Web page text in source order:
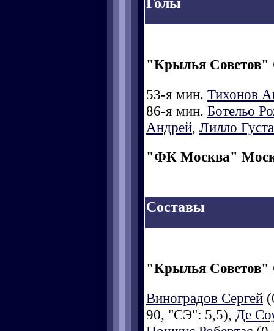
"Крылья Советов"
53-я мин. Тихонов
86-я мин. Ботельо
Андрей, Лилло
"ФК Москва"
Составы
"Крылья Советов"
Виноградов Сергей
90, "СЭ": 5,5), Де